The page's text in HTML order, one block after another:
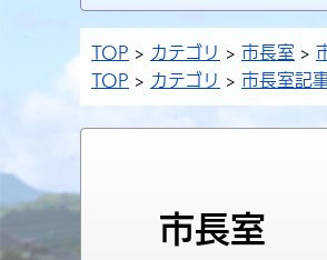
TOP カテゴリ 市長室
TOP
カテゴリ 市長室記
市長室